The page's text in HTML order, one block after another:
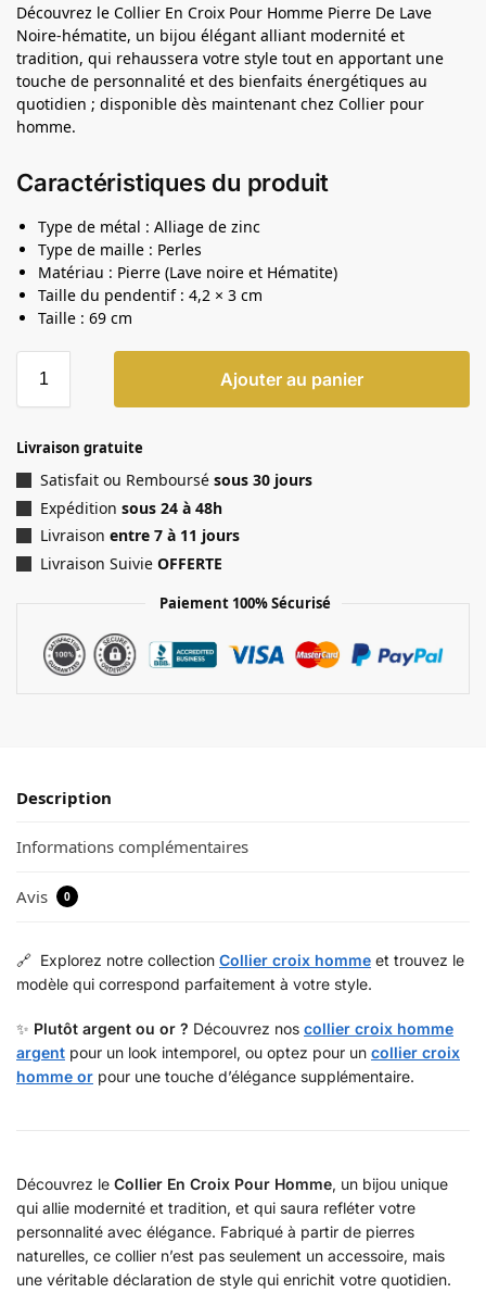
Découvrez le Collier En Croix Pour Homme Pierre De Lave
Noire-hématite, un bijou élégant alliant modernité et
tradition, qui rehaussera votre style tout en apportant une
touche de personnalité et des bienfaits énergétiques au
quotidien ; disponible dès maintenant chez Collier pour
homme.
Caractéristiques du produit
Type de métal : Alliage de zinc
Type de maille : Perles
Matériau : Pierre (Lave noire et Hématite)
Taille du pendentif : 4,2 × 3 cm
Taille : 69 cm
Ajouter au panier
Livraison gratuite
Satisfait ou Remboursé sous 30 jours
Expédition sous 24 à 48h
Livraison entre 7 à 11 jours
Livraison Suivie OFFERTE
Paiement 100% Sécurisé
Description
Informations complémentaires
Avis 0
🔗 Explorez notre collection Collier croix homme et trouvez le
modèle qui correspond parfaitement à votre style.
✨ Plutôt argent ou or ? Découvrez nos collier croix homme
argent pour un look intemporel, ou optez pour un collier croix
homme or pour une touche d’élégance supplémentaire.
Découvrez le Collier En Croix Pour Homme, un bijou unique
qui allie modernité et tradition, et qui saura refléter votre
personnalité avec élégance. Fabriqué à partir de pierres
naturelles, ce collier n’est pas seulement un accessoire, mais
une véritable déclaration de style qui enrichit votre quotidien.